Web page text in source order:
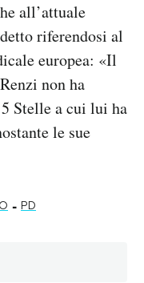
all’attuale
riferendosi al
europea: «Il
non ha
Stelle a cui lui ha
le sue
- PD